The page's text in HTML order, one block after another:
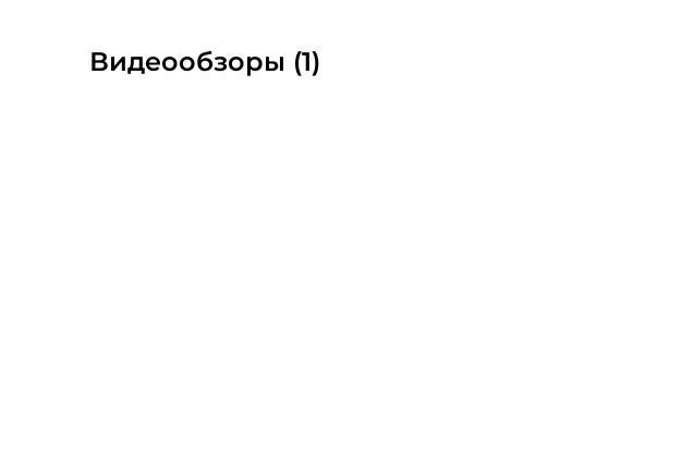
Видеообзоры (1)